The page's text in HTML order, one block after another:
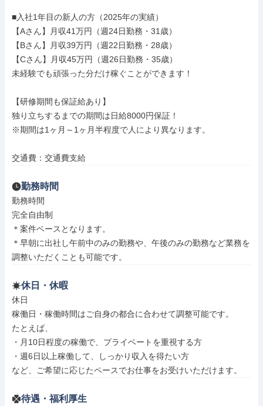
■入社1年目の新人の方（2025年の実績）
【Aさん】月収41万円（週24日勤務・31歳）
【Bさん】月収39万円（週22日勤務・28歳）
【Cさん】月収45万円（週26日勤務・35歳）
未経験でも頑張った分だけ稼ぐことができます！
【研修期間も保証給あり】
独り立ちするまでの期間は日給8000円保証！
※期間は1ヶ月～1ヶ月半程度で人により異なります。
交通費：交通費支給
勤務時間
勤務時間
完全自由制
＊案件ベースとなります。
＊早朝に出社し午前中のみの勤務や、午後のみの勤務など業務を
調整いただくことも可能です。
休日・休暇
休日
稼働日・稼働時間はご自身の都合に合わせて調整可能です。
たとえば、
・月10日程度の稼働で、プライベートを重視する方
・週6日以上稼働して、しっかり収入を得たい方
など、ご希望に応じたペースでお仕事をお受けいただけます。
待遇・福利厚生